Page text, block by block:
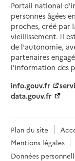
Portail national
personnes âgées
proches, créé par
vieillissement. Il
de l'autonomie,
partenaires
l'information des
info.gouv.fr
data.gouv.fr
Plan du site
Mentions légales
Données